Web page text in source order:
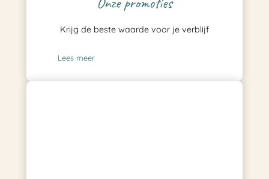
Krijg de beste waarde voor je verblijf
Lees meer